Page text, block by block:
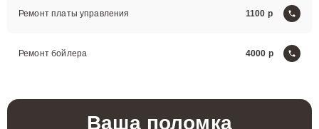
Ремонт платы управления 1100
Ремонт бойлера 4000
Ваша поломка